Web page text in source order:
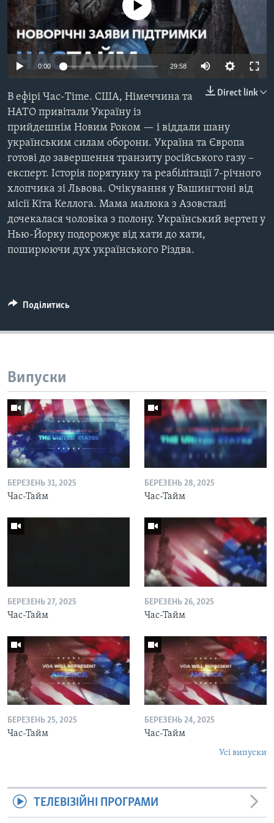
СУСПІЛЬСТВО
ЕКОНОМІКА
ІСТОРІЇ УСПІХУ УКРАЇНЦІВ
ТЕЛЕПРОГРАМИ
ЧАС-TIME
БРИФІНГ ГОЛОСУ АМЕРИКИ
СТУДІЯ ВАШИНГТОН
ВІКНО В АМЕРИКУ
ПРАЙМ-ТАЙМ
ПОГЛЯД З ВАШИНГТОНА
ENGLISH
Learning English
МИ В СОЦМЕРЕЖАХ
Мови
No media source currently available
0:00 29:58
Direct link
В ефірі Час-Time. США, Німеччина та
НАТО привітали Україну із
прийдешнім Новим Роком — і віддали шану
українським силам оборони. Україна та Європа
готові до завершення транзиту російського газу –
експерт. Історія порятунку та реабілітації 7-річного
хлопчика зі Львова. Очікування у Вашингтоні від
місії Кіта Келлога. Мама малюка з Азовсталі
дочекалася чоловіка з полону. Український вертеп у
Нью-Йорку подорожує від хати до хати,
поширюючи дух українського Різдва.
Поділитись
Випуски
БЕРЕЗЕНЬ 31, 2025
Час-Тайм
БЕРЕЗЕНЬ 28, 2025
Час-Тайм
БЕРЕЗЕНЬ 27, 2025
Час-Тайм
БЕРЕЗЕНЬ 26, 2025
Час-Тайм
БЕРЕЗЕНЬ 25, 2025
Час-Тайм
БЕРЕЗЕНЬ 24, 2025
Час-Тайм
Усі випуски
ТЕЛЕВІЗІЙНІ ПРОГРАМИ